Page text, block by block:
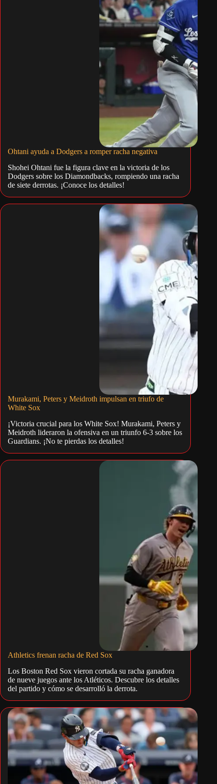
Ohtani ayuda a Dodgers a romper racha negativa
Shohei Ohtani fue la figura clave en la victoria de los
Dodgers sobre los Diamondbacks, rompiendo una racha
de siete derrotas. ¡Conoce los detalles!
Murakami, Peters y Meidroth impulsan en triufo de
White Sox
¡Victoria crucial para los White Sox! Murakami, Peters y
Meidroth lideraron la ofensiva en un triunfo 6-3 sobre los
Guardians. ¡No te pierdas los detalles!
Athletics frenan racha de Red Sox
Los Boston Red Sox vieron cortada su racha ganadora
de nueve juegos ante los Atléticos. Descubre los detalles
del partido y cómo se desarrolló la derrota.